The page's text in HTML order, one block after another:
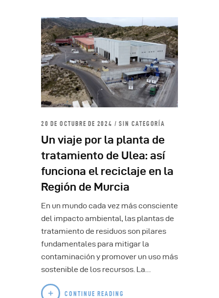
20 DE OCTUBRE DE 2024 SIN CATEGORÍA
Un viaje por la planta de
tratamiento de Ulea: así
funciona el reciclaje en la
Región de Murcia
En un mundo cada vez más consciente
del impacto ambiental, las plantas de
tratamiento de residuos son pilares
fundamentales para mitigar la
contaminación y promover un uso más
sostenible de los recursos. La…
CONTINUE READING